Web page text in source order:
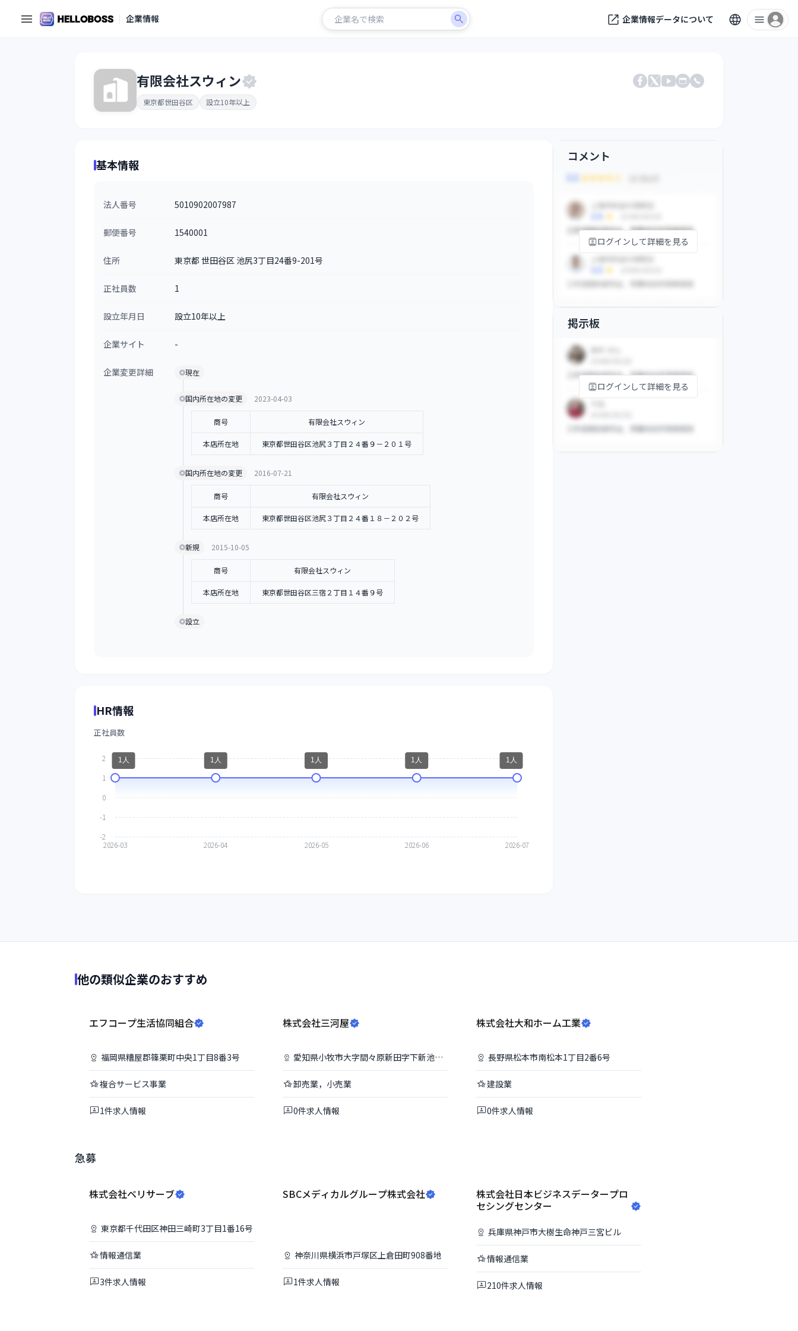
企業情報 企業情報データについて
有限会社スウィン
東京都世田谷区 設立10年以上
Facebook
X YouTube
公式サイト
電話番号
基本情報
法人番号 5010902007987
郵便番号 1540001
住所 東京都 世田谷区 池尻3丁目24番9-201号
正社員数 1
設立年月日 設立10年以上
企業サイト -
企業変更詳細 現在
国内所在地の変更 2023-04-03
商号 有限会社スウィン
本店所在地 東京都世田谷区池尻３丁目２４番９－２０１号
国内所在地の変更 2016-07-21
商号 有限会社スウィン
本店所在地 東京都世田谷区池尻３丁目２４番１８－２０２号
新規 2015-10-05
商号 有限会社スウィン
本店所在地 東京都世田谷区三宿２丁目１４番９号
設立
HR情報
正社員数
コメント
ログインして詳細を見る
掲示板
ログインして詳細を見る
他の類似企業のおすすめ
エフコープ生活協同組合
福岡県糟屋郡篠栗町中央1丁目8番3号
複合サービス事業
1件求人情報
株式会社三河屋
愛知県小牧市大字間々原新田字下新池987番地
卸売業，小売業
0件求人情報
株式会社大和ホーム工業
長野県松本市南松本1丁目2番6号
建設業
0件求人情報
急募
株式会社ベリサーブ
東京都千代田区神田三崎町3丁目1番16号
情報通信業
3件求人情報
SBCメディカルグループ株式会社
神奈川県横浜市戸塚区上倉田町908番地
1件求人情報
株式会社日本ビジネスデータープロ
セシングセンター
兵庫県神戸市大樹生命神戸三宮ビル
情報通信業
210件求人情報